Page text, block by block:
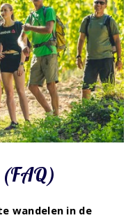
wandelen in de